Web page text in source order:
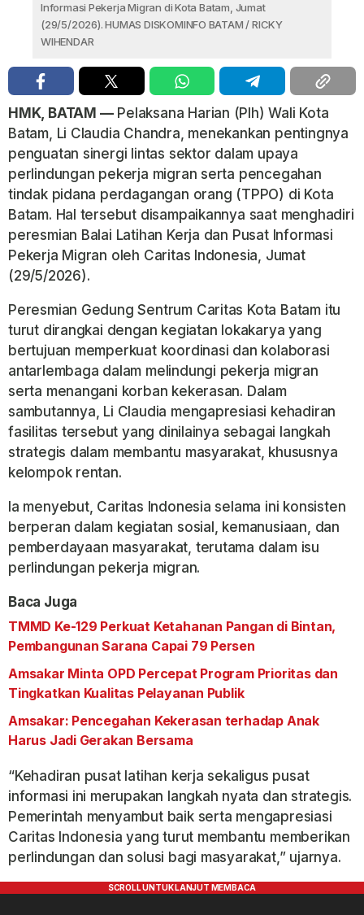
Informasi Pekerja Migran di Kota Batam, Jumat
(29/5/2026). HUMAS DISKOMINFO BATAM / RICKY
WIHENDAR
HMK, BATAM —Pelaksana Harian (Plh) Wali Kota
Batam, Li Claudia Chandra, menekankan pentingnya
penguatan sinergi lintas sektor dalam upaya
perlindungan pekerja migran serta pencegahan
tindak pidana perdagangan orang (TPPO) di Kota
Batam. Hal tersebut disampaikannya saat menghadiri
peresmian Balai Latihan Kerja dan Pusat Informasi
Pekerja Migran oleh Caritas Indonesia, Jumat
(29/5/2026).
Peresmian Gedung Sentrum Caritas Kota Batam itu
turut dirangkai dengan kegiatan lokakarya yang
bertujuan memperkuat koordinasi dan kolaborasi
antarlembaga dalam melindungi pekerja migran
serta menangani korban kekerasan. Dalam
sambutannya, Li Claudia mengapresiasi kehadiran
fasilitas tersebut yang dinilainya sebagai langkah
strategis dalam membantu masyarakat, khususnya
kelompok rentan.
Ia menyebut, Caritas Indonesia selama ini konsisten
berperan dalam kegiatan sosial, kemanusiaan, dan
pemberdayaan masyarakat, terutama dalam isu
perlindungan pekerja migran.
Baca Juga
TMMD Ke-129 Perkuat Ketahanan Pangan di Bintan,
Pembangunan Sarana Capai 79 Persen
Amsakar Minta OPD Percepat Program Prioritas dan
Tingkatkan Kualitas Pelayanan Publik
Amsakar: Pencegahan Kekerasan terhadap Anak
Harus Jadi Gerakan Bersama
“Kehadiran pusat latihan kerja sekaligus pusat
informasi ini merupakan langkah nyata dan strategis.
Pemerintah menyambut baik serta mengapresiasi
Caritas Indonesia yang turut membantu memberikan
perlindungan dan solusi bagi masyarakat,” ujarnya.